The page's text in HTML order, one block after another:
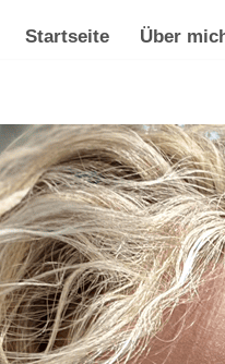
Startseite Über